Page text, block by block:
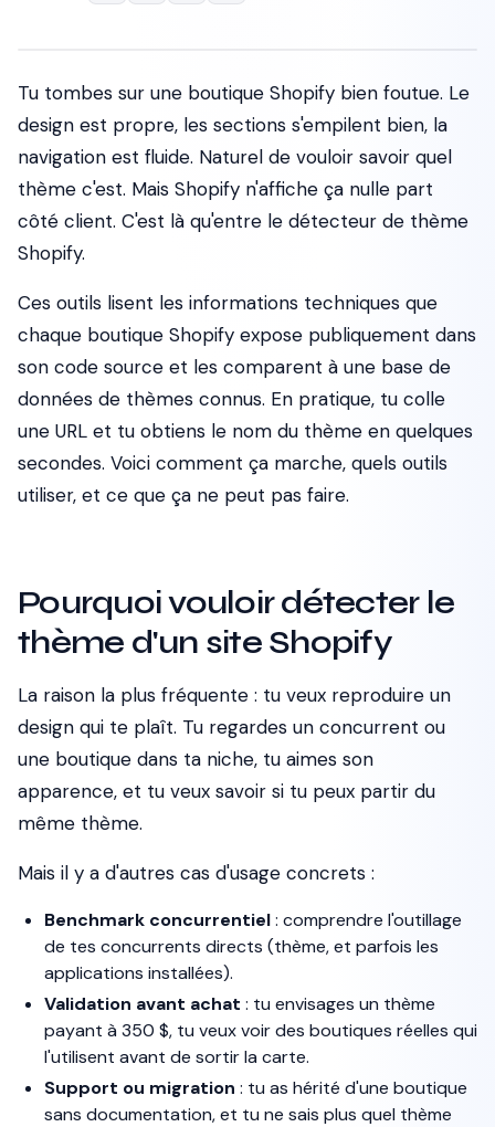
Tu tombes sur une boutique Shopify bien foutue. Le
design est propre, les sections s'empilent bien, la
navigation est fluide. Naturel de vouloir savoir quel
thème c'est. Mais Shopify n'affiche ça nulle part
côté client. C'est là qu'entre le détecteur de thème
Shopify.
Ces outils lisent les informations techniques que
chaque boutique Shopify expose publiquement dans
son code source et les comparent à une base de
données de thèmes connus. En pratique, tu colle
une URL et tu obtiens le nom du thème en quelques
secondes. Voici comment ça marche, quels outils
utiliser, et ce que ça ne peut pas faire.
Pourquoi vouloir détecter le
thème d'un site Shopify
La raison la plus fréquente : tu veux reproduire un
design qui te plaît. Tu regardes un concurrent ou
une boutique dans ta niche, tu aimes son
apparence, et tu veux savoir si tu peux partir du
même thème.
Mais il y a d'autres cas d'usage concrets :
Benchmark concurrentiel: comprendre l'outillage
de tes concurrents directs (thème, et parfois les
applications installées).
Validation avant achat : tu envisages un thème
payant à 350 $, tu veux voir des boutiques réelles qui
l'utilisent avant de sortir la carte.
Support ou migration : tu as hérité d'une boutique
sans documentation, et tu ne sais plus quel thème